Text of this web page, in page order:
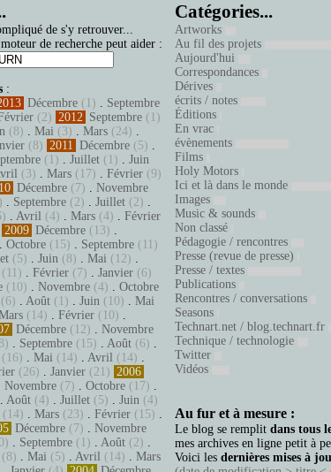
de s'y retrouver...
de recherche peut aider :
:
Décembre (1) . Septembre
(2) 2012 Septembre (1)
(8) . Mai (3) . Mars (24) .
(8) 2011 Décembre (5) .
(1) . Juillet (1) . Juin
(3) . Mars (17) . Février (9)
Décembre (7) . Novembre
. Septembre (2) . Juillet (2) .
. Avril (4) . Mars (4) . Février
2009 Décembre (13) .
. Octobre (15) . Septembre (11)
(5) . Juin (8) . Mai (12) .
(11) . Février (7) . Janvier (6)
(10) . Novembre (4) . Octobre
(6) . Août (1) . Juin (10) . Mai
(14) . Février (10) .
Décembre (12) . Novembre
. Septembre (15) . Août (6) .
(16) . Mai (14) . Avril (14) .
(26) . Janvier (21) 2006
Novembre (7) . Octobre (17) .
. Août (4) . Juillet (5) . Juin (4)
(14) . Mars (23) . Février (15) .
Décembre (7) . Novembre
. Septembre (1) . Août (2) .
(8) . Mai (5) . Avril (14) . Mars
Catégories...
Artworks
Au fil des projets
Aujourd'hui
Correspondances
Dérives
écrits / notes
Éditions
En vrac
évènements
Films
Holy Motors
Ici et là dans le monde
Images
Music & sounds
Non classé
Pédagogie / rencontres
Presse (revue de presse)
Presse / textes
Publications
Rencontres / conversations
Seasons
Technart.net / blog.technart.fr
Technique / technologie
Twitter
Vidéos
Au fur et à mesure :
Le blog se remplit dans tous
mes archives en ligne petit à
Voici les dernières mises à